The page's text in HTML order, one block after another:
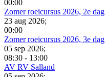
00:00
Zomer roeicursus 2026, 2e dag
23 aug 2026;
00:00
Zomer roeicursus 2026, 3e dag
05 sep 2026;
08:30 - 13:00
AV RV Salland